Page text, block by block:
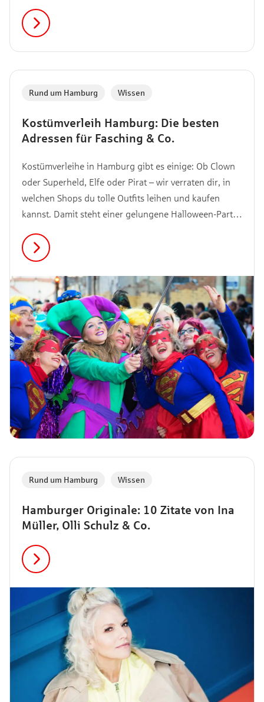
dich dort alles erwartet!
Kostümverleih Hamburg: Die besten
Adressen für Fasching & Co.
Rund um Hamburg Wissen
Kostümverleihe in Hamburg gibt es einige: Ob Clown
oder Superheld, Elfe oder Pirat – wir verraten dir, in
welchen Shops du tolle Outfits leihen und kaufen
kannst. Damit steht einer gelungene Halloween-Party,
Wege!
Hamburger Originale: 10 Zitate von Ina
Müller, Olli Schulz & Co.
Rund um Hamburg Wissen